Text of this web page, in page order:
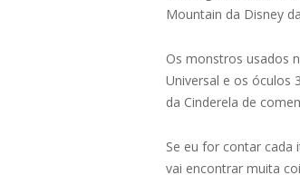
Mountain da Disney
Os monstros usados
Universal e os óculos
da Cinderela de
Se eu for contar cada
vai encontrar muita